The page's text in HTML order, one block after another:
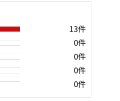
13件
0件
0件
0件
0件